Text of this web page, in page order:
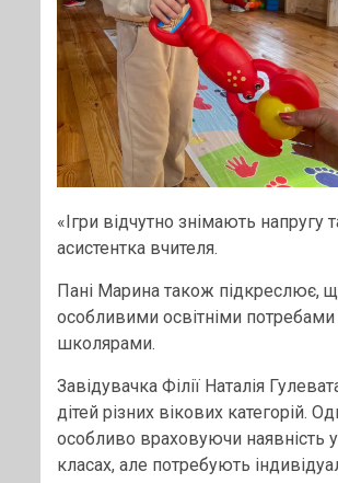
«Ігри відчутно знімають напругу
асистентка вчителя.
Пані Марина також підкреслює,
особливими освітніми
школярами.
Завідувачка Філії Наталія
дітей різних вікових категорій.
особливо враховуючи наявність
класах, але потребують